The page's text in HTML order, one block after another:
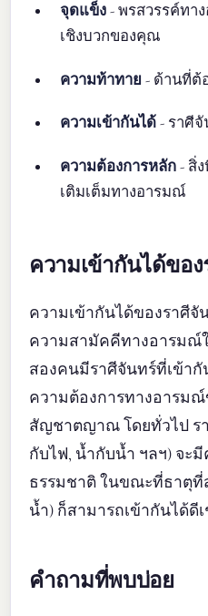
จุดแข็ง- พรสวรรค์ท
เชิงบวกของคุณ
ความท้าทาย - ด้านที่ต้
ความเข้ากันได้- ราศี
ความต้องการหลัก- สิ่
เติมเต็มทางอารมณ์
ความเข้ากันได้ขอ
ความเข้ากันได้ของราศี
ความสามัคคีทางอารมณ์
สองคนมีราศีจันทร์ที่เข้ากั
ความต้องการทางอารม
สัญชาตญาณ โดยทั่วไป ร
กับไฟ, น้ำกับน้ำ ฯลฯ) จะ
ธรรมชาติ ในขณะที่ธาตุที่
น้ำ) ก็สามารถเข้ากันได้ดี
คำถามที่พบบ่อย